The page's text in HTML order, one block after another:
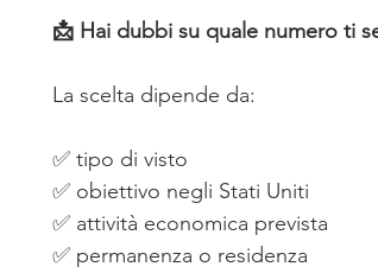
📩 Hai dubbi su quale numero ti
La scelta dipende da:
✅ tipo di visto
✅ obiettivo negli Stati Uniti
✅ attività economica prevista
✅ permanenza o residenza